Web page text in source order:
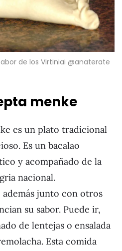
de los Virtiniai @anaterate
menke
es un plato tradicional
Es un bacalao
y acompañado de la
nacional.
junto con otros
su sabor. Puede ir,
de lentejas o ensalada
Esta comida